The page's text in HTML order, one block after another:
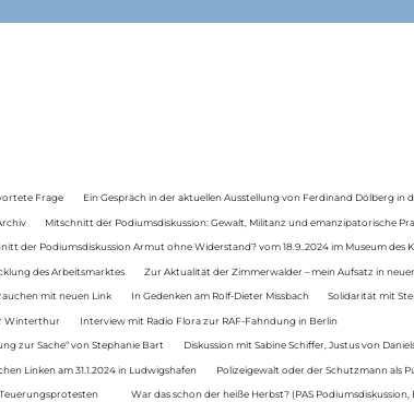
Frage Ein Gespräch in der aktuellen Ausstellung von Ferdinand Dölberg in
Mitschnitt der Podiumsdiskussion: Gewalt, Militanz und emanzipatorische
der Podiumsdiskussion Armut ohne Widerstand? vom 18.9..2024 im Museum des
des Arbeitsmarktes Zur Aktualität der Zimmerwalder – mein Aufsatz in
mit neuen Link In Gedenken am Rolf-Dieter Missbach Solidarität mit
Winterthur Interview mit Radio Flora zur RAF-Fahndung in Berlin
zur Sache“ von Stephanie Bart Diskussion mit Sabine Schiffer, Justus von
Linken am 31.1.2024 in Ludwigshafen Polizeigewalt oder der Schutzmann als
Teuerungsprotesten War das schon der heiße Herbst? (PAS Podiumsdiskussion,